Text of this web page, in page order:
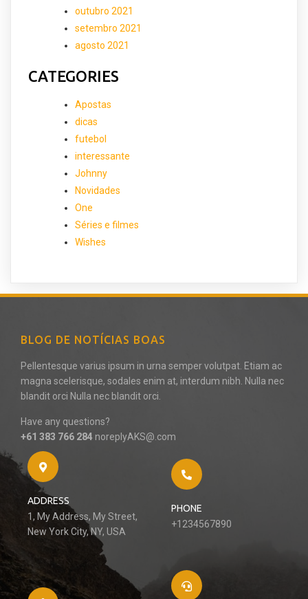
outubro 2021
setembro 2021
agosto 2021
CATEGORIES
Apostas
dicas
futebol
interessante
Johnny
Novidades
One
Séries e filmes
Wishes
BLOG DE NOTÍCIAS BOAS
Pellentesque varius ipsum in urna semper volutpat. Etiam ac
magna scelerisque, sodales enim at, interdum nibh. Nulla nec
blandit orci Nulla nec blandit orci.
Have any questions?
+61 383 766 284 noreplyAKS@.com
ADDRESS
1, My Address, My Street,
New York City, NY, USA
PHONE
+1234567890